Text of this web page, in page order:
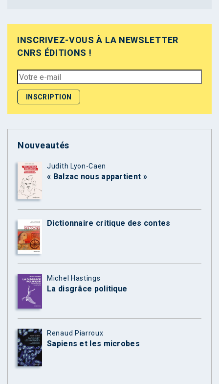
INSCRIVEZ-VOUS À LA NEWSLETTER
CNRS ÉDITIONS !
Nouveautés
Judith Lyon-Caen
« Balzac nous appartient »
Dictionnaire critique des contes
Michel Hastings
La disgrâce politique
Renaud Piarroux
Sapiens et les microbes